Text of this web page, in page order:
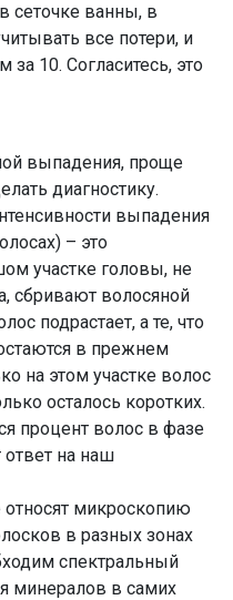
сеточке ванны, в
все потери, и
10. Согласитесь, это
выпадения, проще
диагностику.
выпадения
– это
участке головы, не
сбривают волосяной
подрастает, а те, что
в прежнем
на этом участке волос
осталось коротких.
процент волос в фазе
ответ на наш
микроскопию
в разных зонах
спектральный
минералов в самих